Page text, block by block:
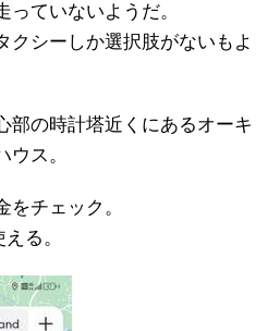
ていないようだ。
クシーしか選択肢がないもよ
部の時計塔近くにあるオーキ
ウス。
をチェック。
る。